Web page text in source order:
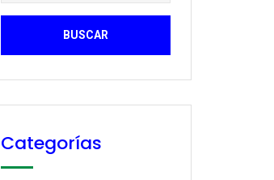
Categorías